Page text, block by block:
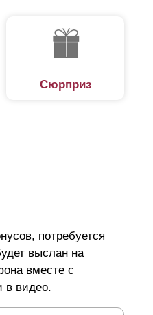
Сюрприз
потребуется
выслан на
вместе с
в видео.